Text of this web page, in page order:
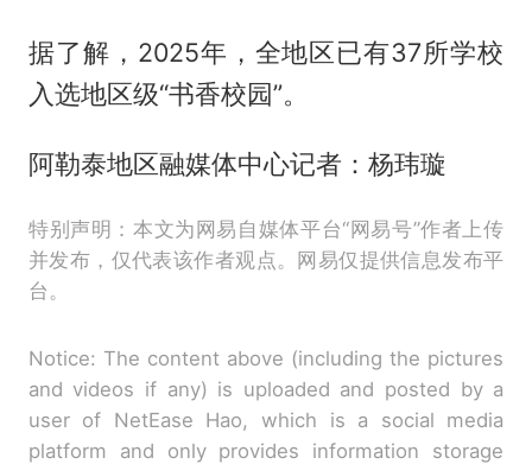
据了解，2025年，全地区已有37所学校
入选地区级“书香校园”。
阿勒泰地区融媒体中心记者：杨玮璇
特别声明：本文为网易自媒体平台“网易号”作者上传
并发布，仅代表该作者观点。网易仅提供信息发布平
台。
Notice: The content above (including the pictures
and videos if any) is uploaded and posted by a
user of NetEase Hao, which is a social media
platform and only provides information storage